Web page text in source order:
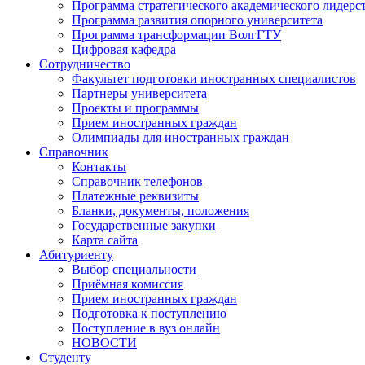
Программа стратегического академического
Программа развития опорного университета
Программа трансформации ВолгГТУ
Цифровая кафедра
Сотрудничество
Факультет подготовки иностранных специалистов
Партнеры университета
Проекты и программы
Прием иностранных граждан
Олимпиады для иностранных граждан
Справочник
Контакты
Справочник телефонов
Платежные реквизиты
Бланки, документы, положения
Государственные закупки
Карта сайта
Абитуриенту
Выбор специальности
Приёмная комиссия
Прием иностранных граждан
Подготовка к поступлению
Поступление в вуз онлайн
НОВОСТИ
Студенту